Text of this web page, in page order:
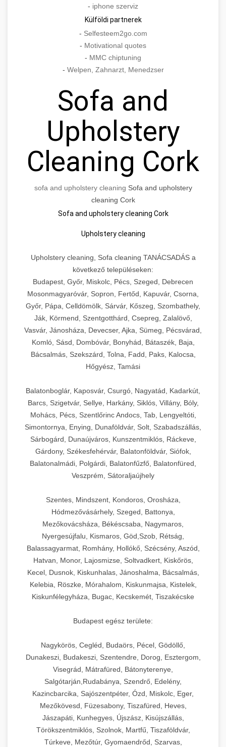
- iphone szerviz
Külföldi partnerek
- Selfesteem2go.com
- Motivational quotes
- MMC chiptuning
- Welpen, Zahnarzt, Menedzser
Sofa and
Upholstery
Cleaning Cork
sofa and upholstery cleaning Sofa and upholstery
cleaning Cork
Sofa and upholstery cleaning Cork
Upholstery cleaning
Upholstery cleaning, Sofa cleaning TANÁCSADÁS a
következő településeken:
Budapest, Győr, Miskolc, Pécs, Szeged, Debrecen
Mosonmagyaróvár, Sopron, Fertőd, Kapuvár, Csorna,
Győr, Pápa, Celldömölk, Sárvár, Kőszeg, Szombathely,
Ják, Körmend, Szentgotthárd, Csepreg, Zalalövő,
Vasvár, Jánosháza, Devecser, Ajka, Sümeg, Pécsvárad,
Komló, Sásd, Dombóvár, Bonyhád, Bátaszék, Baja,
Bácsalmás, Szekszárd, Tolna, Fadd, Paks, Kalocsa,
Hőgyész, Tamási
Balatonboglár, Kaposvár, Csurgó, Nagyatád, Kadarkút,
Barcs, Szigetvár, Sellye, Harkány, Siklós, Villány, Bóly,
Mohács, Pécs, Szentlőrinc Andocs, Tab, Lengyeltóti,
Simontornya, Enying, Dunaföldvár, Solt, Szabadszállás,
Sárbogárd, Dunaújváros, Kunszentmiklós, Ráckeve,
Gárdony, Székesfehérvár, Balatonföldvár, Siófok,
Balatonalmádi, Polgárdi, Balatonfűzfő, Balatonfüred,
Veszprém, Sátoraljaújhely
Szentes, Mindszent, Kondoros, Orosháza,
Hódmezővásárhely, Szeged, Battonya,
Mezőkovácsháza, Békéscsaba, Nagymaros,
Nyergesújfalu, Kismaros, Göd,Szob, Rétság,
Balassagyarmat, Romhány, Hollókő, Szécsény, Aszód,
Hatvan, Monor, Lajosmizse, Soltvadkert, Kiskőrös,
Kecel, Dusnok, Kiskunhalas, Jánoshalma, Bácsalmás,
Kelebia, Röszke, Mórahalom, Kiskunmajsa, Kistelek,
Kiskunfélegyháza, Bugac, Kecskemét, Tiszakécske
Budapest egész területe:
Nagykörös, Cegléd, Budaörs, Pécel, Gödöllő,
Dunakeszi, Budakeszi, Szentendre, Dorog, Esztergom,
Visegrád, Mátrafüred, Bátonyterenye,
Salgótarján,Rudabánya, Szendrő, Edelény,
Kazincbarcika, Sajószentpéter, Ózd, Miskolc, Eger,
Mezőkövesd, Füzesabony, Tiszafüred, Heves,
Jászapáti, Kunhegyes, Újszász, Kisújszállás,
Törökszentmiklós, Szolnok, Martfű, Tiszaföldvár,
Túrkeve, Mezőtúr, Gyomaendrőd, Szarvas,